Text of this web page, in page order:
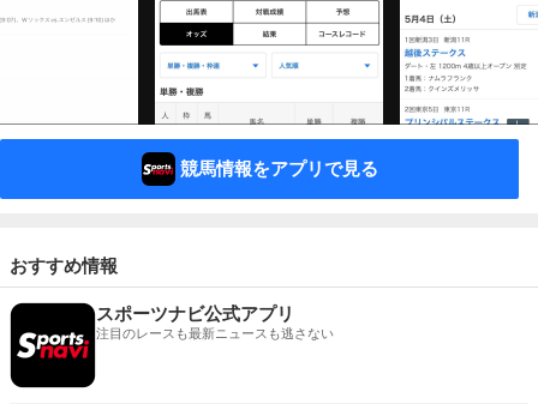
競馬情報をアプリで見る
おすすめ情報
スポーツナビ公式アプリ
注目のレースも最新ニュースも逃さない